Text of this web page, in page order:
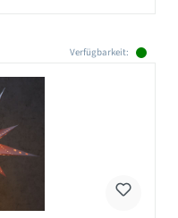
Verfügbarkeit: